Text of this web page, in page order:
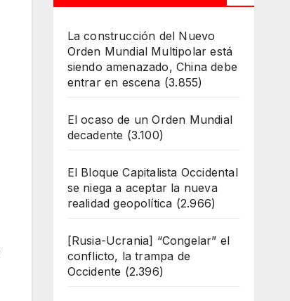
La construcción del Nuevo
Orden Mundial Multipolar está
siendo amenazado, China debe
entrar en escena (3.855)
El ocaso de un Orden Mundial
decadente (3.100)
El Bloque Capitalista Occidental
se niega a aceptar la nueva
realidad geopolítica (2.966)
[Rusia-Ucrania] “Congelar” el
conflicto, la trampa de
Occidente (2.396)